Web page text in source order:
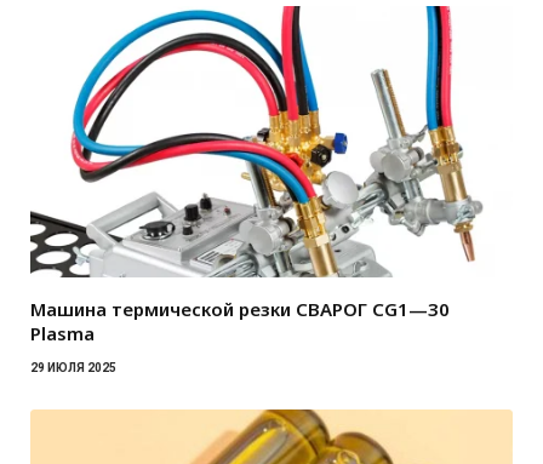
Машина термической резки СВАРОГ CG1—30
Plasma
29 ИЮЛЯ 2025